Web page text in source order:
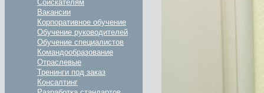
Соискателям
Вакансии
Корпоративное обучение
Обучение руководителей
Обучение специалистов
Командообразование
Отраслевые
Тренинги под заказ
Консалтинг